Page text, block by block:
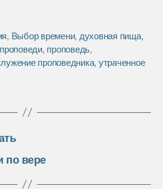
, Выбор времени, духовная пища,
, проповедь,
проповедника, утраченное
по вере